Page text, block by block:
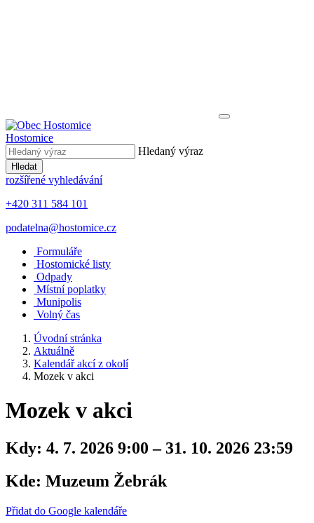
Hostomice
Hledaný výraz
Hledat
rozšířené vyhledávání
+420 311 584 101
podatelna@hostomice.cz
Formuláře
Hostomické listy
Odpady
Místní poplatky
Munipolis
Volný čas
Úvodní stránka
Aktuálně
Kalendář akcí z okolí
Mozek v akci
Mozek v akci
Kdy: 4. 7. 2026 9:00 – 31. 10. 2026 23:59
Kde: Muzeum Žebrák
Přidat do Google kalendáře